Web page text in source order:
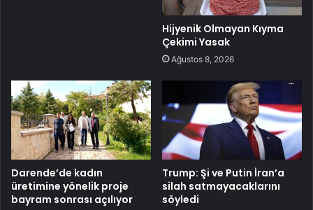
Hijyenik Olmayan Kıyma
Çekimi Yasak
Ağustos 8, 2026
Darende’de kadın
üretimine yönelik proje
bayram sonrası açılıyor
Trump: Şi ve Putin İran’a
silah satmayacaklarını
söyledi